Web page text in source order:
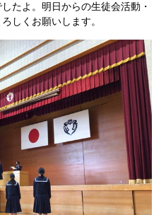
たよ。明日からの生徒会活動・
しくお願いします。